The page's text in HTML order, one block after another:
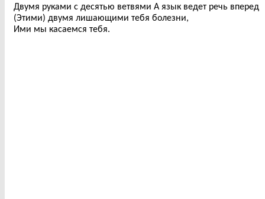
Двумя руками с десятью ветвями А язык ведет речь вперед
(Этими) двумя лишающими тебя болезни,
Ими мы касаемся тебя.